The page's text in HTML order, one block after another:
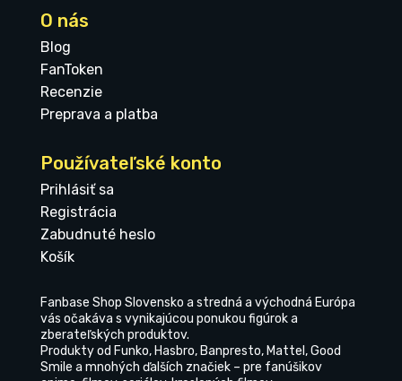
O nás
Blog
FanToken
Recenzie
Preprava a platba
Používateľské konto
Prihlásiť sa
Registrácia
Zabudnuté heslo
Košík
Fanbase Shop Slovensko a stredná a východná Európa
vás očakáva s vynikajúcou ponukou figúrok a
zberateľských produktov.
Produkty od Funko, Hasbro, Banpresto, Mattel, Good
Smile a mnohých ďalších značiek – pre fanúšikov